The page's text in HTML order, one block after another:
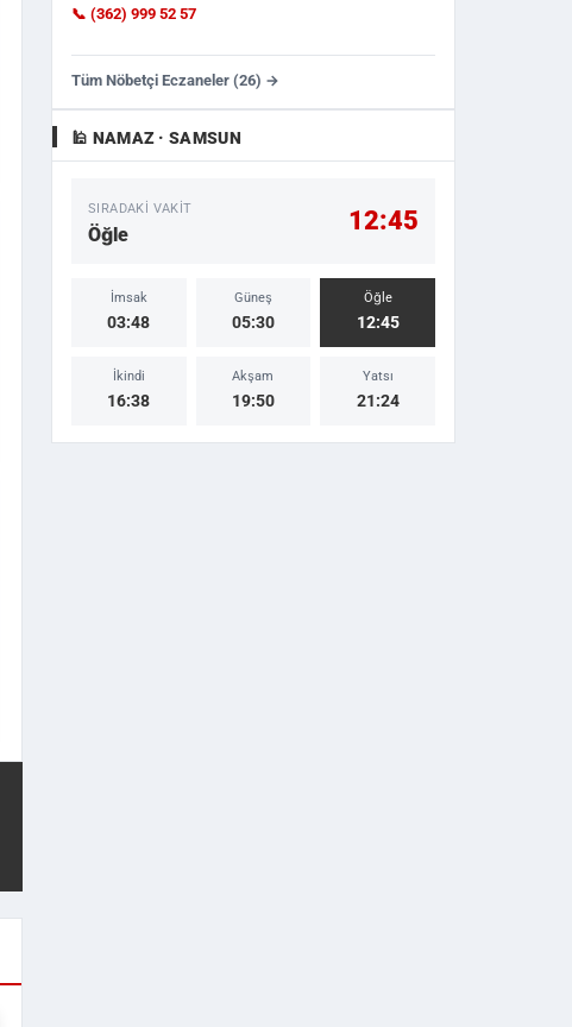
📞 (362) 999 52 57
Tüm Nöbetçi Eczaneler (26) →
🕌 NAMAZ · SAMSUN
SIRADAKI VAKIT
Öğle 12:45
İmsak
03:48
Güneş
05:30
Öğle
12:45
İkindi
16:38
Akşam
19:50
Yatsı
21:24